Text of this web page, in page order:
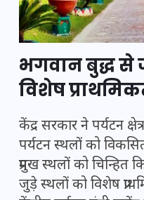
भगवान बुद्ध से
विशेष
केंद्र सरकार ने पर्यटन
पर्यटन स्थलों को
प्रमुख स्थलों को चिन्हित
जुड़े स्थलों को विशेष